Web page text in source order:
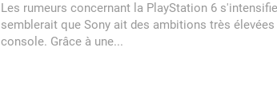
Les rumeurs concernant la PlayStation 6
semblerait que Sony ait des ambitions très
console. Grâce à une...